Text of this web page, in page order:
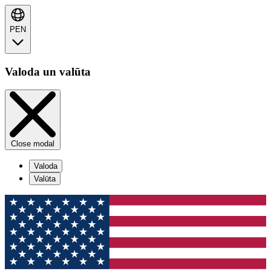
PEN
Valoda un valūta
Close modal
Valoda
Valūta